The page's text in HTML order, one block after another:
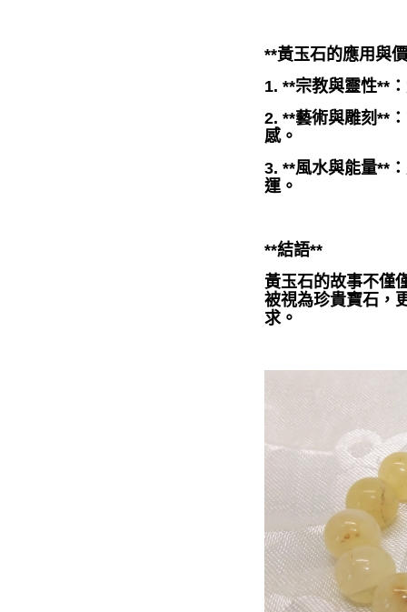
**黃玉石的應用與
1. **宗教與靈性**
2. **藝術與雕刻**
感。
3. **風水與能量**
運。
**結語**
黃玉石的故事不僅
被視為珍貴寶石，
求。